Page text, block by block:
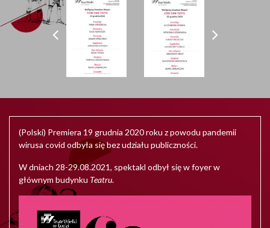
(Polski) Premiera 19 grudnia 2020 roku z powodu pandemii
wirusa covid odbyła się bez udziału publiczności.
W dniach 28-29.08.2021, spektakl odbył się w foyer w
głównym budynku Teatru.
Player